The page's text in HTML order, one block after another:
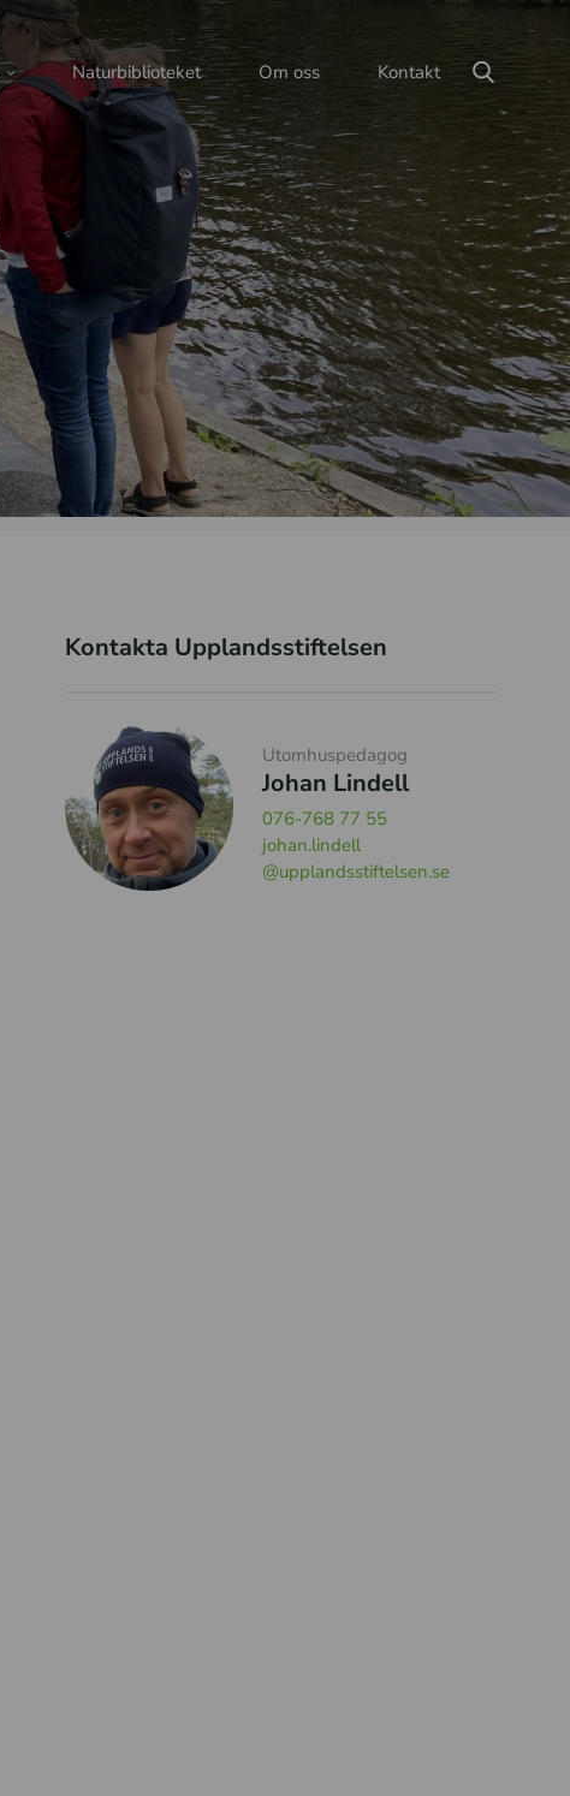
Naturbiblioteket Om oss Kontakt
Kontakta Upplandsstiftelsen
Utomhuspedagog
Johan Lindell
076-768 77 55
johan.lindell
@upplandsstiftelsen.se